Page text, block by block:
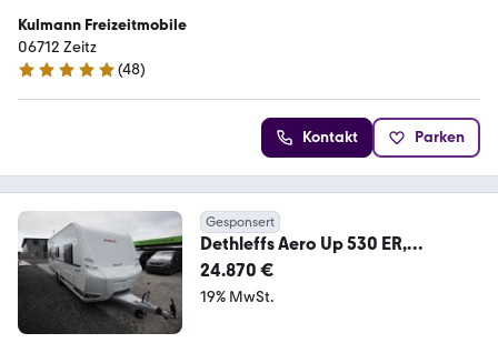
Kulmann Freizeitmobile
06712 Zeitz
4.9 Sterne
(48)
Kontakt Parken
Gesponsert
Dethleffs Aero Up 530 ER,
Touring/Styling/Dusch, uvm. !
24.870 €
19% MwSt.